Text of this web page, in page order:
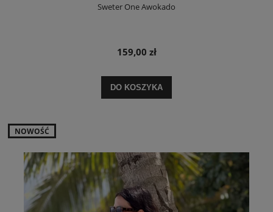
Sweter One Awokado
159,00 zł
DO KOSZYKA
NOWOŚĆ